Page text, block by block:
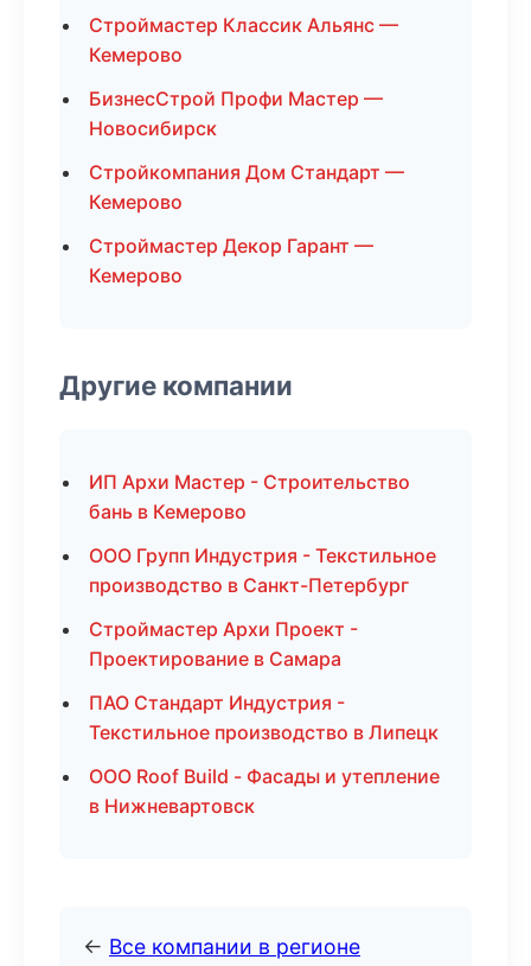
Строймастер Классик Альянс —
Кемерово
БизнесСтрой Профи Мастер —
Новосибирск
Стройкомпания Дом Стандарт —
Кемерово
Строймастер Декор Гарант —
Кемерово
Другие компании
ИП Архи Мастер - Строительство
бань в Кемерово
ООО Групп Индустрия - Текстильное
производство в Санкт-Петербург
Строймастер Архи Проект -
Проектирование в Самара
ПАО Стандарт Индустрия -
Текстильное производство в Липецк
ООО Roof Build - Фасады и утепление
в Нижневартовск
← Все компании в регионе